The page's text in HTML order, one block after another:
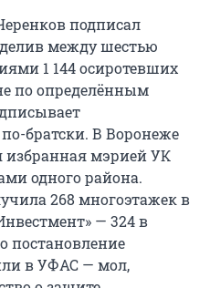
подписал
между шестью
1 144 осиротевших
по определённым
братски. В Воронеже
мэрией УК
одного района.
268 многоэтажек в
— 324 в
постановление
в УФАС — мол,